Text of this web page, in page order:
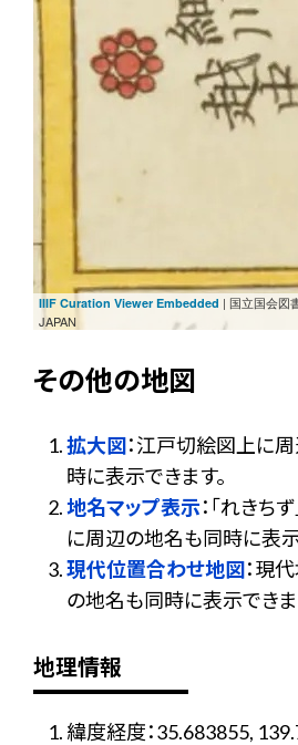
IIIF Curation Viewer Embedded | 国立国会図
JAPAN
その他の地図
拡大図：江戸切絵図上に
時に表示できます。
地名マップ表示：「れきち
に周辺の地名も同時に表示
現代位置合わせ地図：現
の地名も同時に表示できま
地理情報
緯度経度：35.683855,